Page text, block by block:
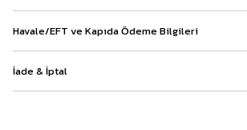
Havale/EFT ve Kapıda Ödeme Bilgileri
İade & İptal